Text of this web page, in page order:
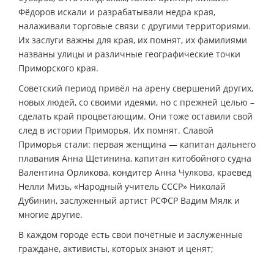
Фёдоров искали и разрабатывали недра края,
налаживали торговые связи с другими территориями.
Их заслуги важны для края, их помнят, их фамилиями
названы улицы и различные географические точки
Приморского края.
Советский период привёл на арену свершений других,
новых людей, со своими идеями, но с прежней целью –
сделать край процветающим. Они тоже оставили свой
след в истории Приморья. Их помнят. Славой
Приморья стали: первая женщина — капитан дальнего
плавания Анна Щетинина, капитан китобойного судна
Валентина Орликова, кондитер Анна Чулкова, краевед
Нелли Мизь, «Народный учитель СССР» Николай
Дубинин, заслуженный артист РСФСР Вадим Мялк и
многие другие.
В каждом городе есть свои почётные и заслуженные
граждане, активисты, которых знают и ценят;